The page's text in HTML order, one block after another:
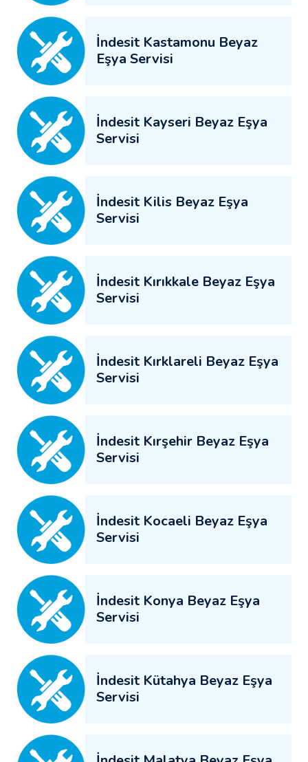
İndesit Kastamonu Beyaz
Eşya Servisi
İndesit Kayseri Beyaz Eşya
Servisi
İndesit Kilis Beyaz Eşya
Servisi
İndesit Kırıkkale Beyaz Eşya
Servisi
İndesit Kırklareli Beyaz Eşya
Servisi
İndesit Kırşehir Beyaz Eşya
Servisi
İndesit Kocaeli Beyaz Eşya
Servisi
İndesit Konya Beyaz Eşya
Servisi
İndesit Kütahya Beyaz Eşya
Servisi